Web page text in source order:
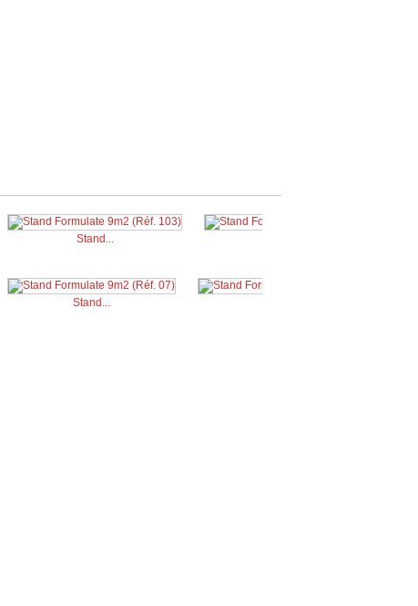
Stand...
Stand...